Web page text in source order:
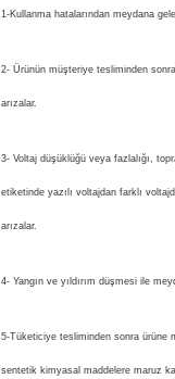
1-Kullanma hatalarından meydana
2- Ürünün müşteriye tesliminden
arızalar.
3- Voltaj düşüklüğü veya fazlalığı,
etiketinde yazılı voltajdan farklı
arızalar.
4- Yangın ve yıldırım düşmesi ile
5-Tüketiciye tesliminden sonra ürüne
sentetik kimyasal maddelere maruz